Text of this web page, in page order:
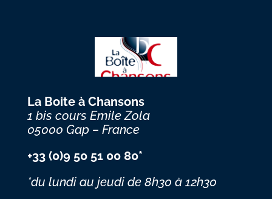
La Boite à Chansons
1 bis cours Emile Zola
05000 Gap – France
+33 (0)9 50 51 00 80*
*du lundi au jeudi de 8h30 à 12h30